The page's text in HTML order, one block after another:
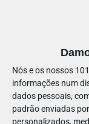
Nós e os nossos
informações num
dados pessoais,
padrão enviadas
personalizados,